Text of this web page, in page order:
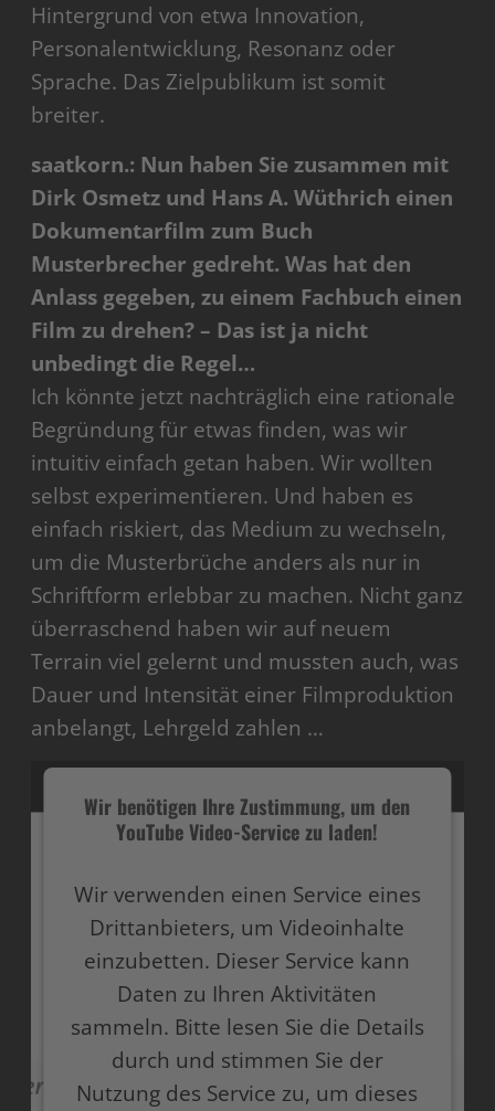
Hintergrund von etwa Innovation,
Personalentwicklung, Resonanz oder
Sprache. Das Zielpublikum ist somit
breiter.
saatkorn.: Nun haben Sie zusammen mit
Dirk Osmetz und Hans A. Wüthrich einen
Dokumentarfilm zum Buch
Musterbrecher gedreht. Was hat den
Anlass gegeben, zu einem Fachbuch einen
Film zu drehen? – Das ist ja nicht
unbedingt die Regel…
Ich könnte jetzt nachträglich eine rationale
Begründung für etwas finden, was wir
intuitiv einfach getan haben. Wir wollten
selbst experimentieren. Und haben es
einfach riskiert, das Medium zu wechseln,
um die Musterbrüche anders als nur in
Schriftform erlebbar zu machen. Nicht ganz
überraschend haben wir auf neuem
Terrain viel gelernt und mussten auch, was
Dauer und Intensität einer Filmproduktion
anbelangt, Lehrgeld zahlen …
Wir benötigen Ihre Zustimmung, um den
YouTube Video-Service zu laden!
Wir verwenden einen Service eines
Drittanbieters, um Videoinhalte
einzubetten. Dieser Service kann
Daten zu Ihren Aktivitäten
sammeln. Bitte lesen Sie die Details
durch und stimmen Sie der
Nutzung des Service zu, um dieses